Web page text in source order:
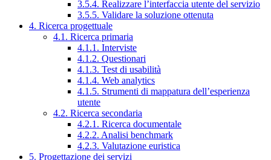
3.5.4. Realizzare l’interfaccia utente del servizio
3.5.5. Validare la soluzione ottenuta
4. Ricerca progettuale
4.1. Ricerca primaria
4.1.1. Interviste
4.1.2. Questionari
4.1.3. Test di usabilità
4.1.4. Web analytics
4.1.5. Strumenti di mappatura dell’esperienza
utente
4.2. Ricerca secondaria
4.2.1. Ricerca documentale
4.2.2. Analisi benchmark
4.2.3. Valutazione euristica
5. Progettazione dei servizi